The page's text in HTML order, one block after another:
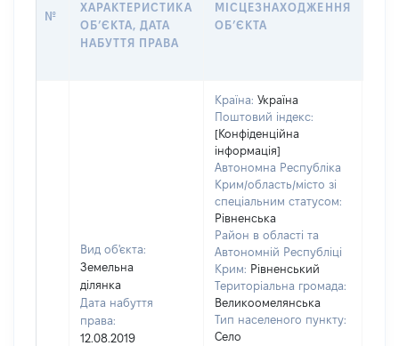
№
ХАРАКТЕРИСТИКА
ОБʼЄКТА, ДАТА
НАБУТТЯ ПРАВА
МІСЦЕЗНАХОДЖЕННЯ
ОБʼЄКТА
Вид об'єкта:
Земельна
ділянка
Дата набуття
права:
12.08.2019
Країна: Україна
Поштовий індекс:
[Конфіденційна
інформація]
Автономна Республіка
Крим/область/місто зі
спеціальним статусом:
Рівненська
Район в області та
Автономній Республіці
Крим: Рівненський
Територіальна громада:
Великоомелянська
Тип населеного пункту:
Село